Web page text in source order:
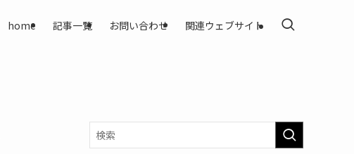
home 記事一覧 お問い合わせ 関連ウェブサイト